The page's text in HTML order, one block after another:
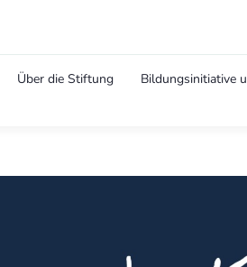
Über die Stiftung Bildungsinitiative